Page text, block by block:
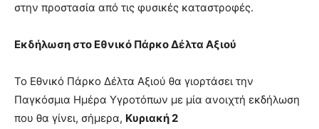
στην προστασία από τις φυσικές καταστροφές.
Εκδήλωση στο Εθνικό Πάρκο Δέλτα Αξιού
Το Εθνικό Πάρκο Δέλτα Αξιού θα γιορτάσει την
Παγκόσμια Ημέρα Υγροτόπων με μία ανοιχτή εκδήλωση
που θα γίνει, σήμερα, Κυριακή 2